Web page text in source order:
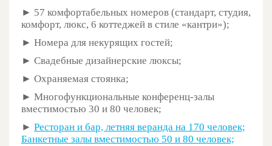
► 57 комфортабельных номеров (стандарт, студия,
комфорт, люкс, 6 коттеджей в стиле «кантри»);
► Номера для некурящих гостей;
► Свадебные дизайнерские люксы;
► Охраняемая стоянка;
► Многофункциональные конференц-залы
вместимостью 30 и 80 человек;
► Ресторан и бар, летняя веранда на 170 человек;
Банкетные залы вместимостью 50 и 80 человек;